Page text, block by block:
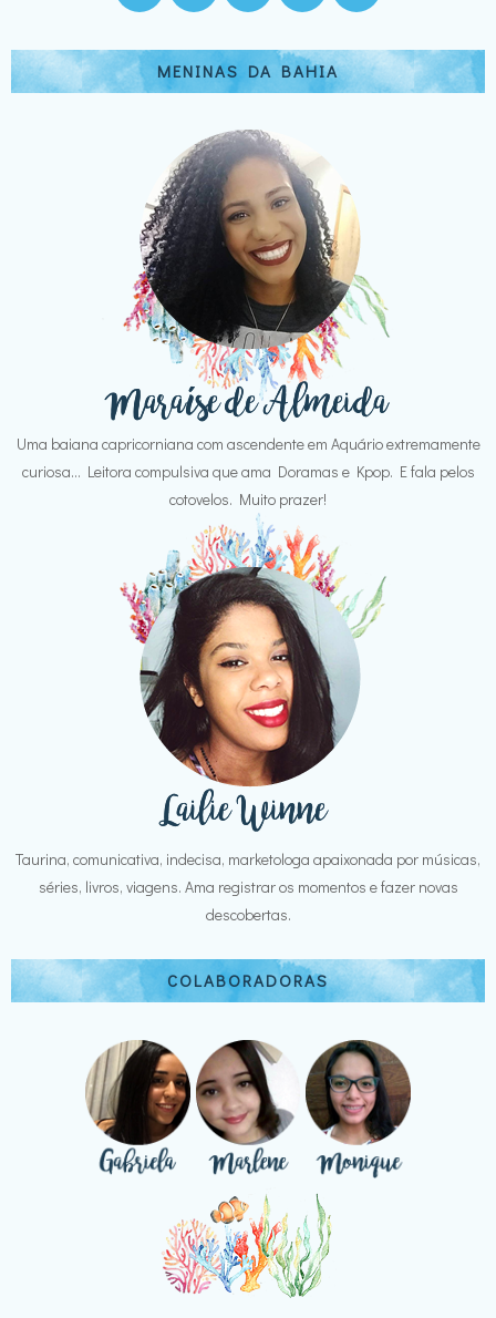
MENINAS DA BAHIA
Uma baiana capricorniana com ascendente em Aquário extremamente
curiosa... Leitora compulsiva que ama Doramas e Kpop. E fala pelos
cotovelos. Muito prazer!
Taurina, comunicativa, indecisa, marketologa apaixonada por músicas,
séries, livros, viagens. Ama registrar os momentos e fazer novas
descobertas.
COLABORADORAS